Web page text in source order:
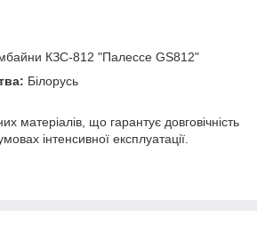
КЗС-812 "Палессе GS812"
Білорусь
матеріалів, що гарантує довговічність
інтенсивної експлуатації.